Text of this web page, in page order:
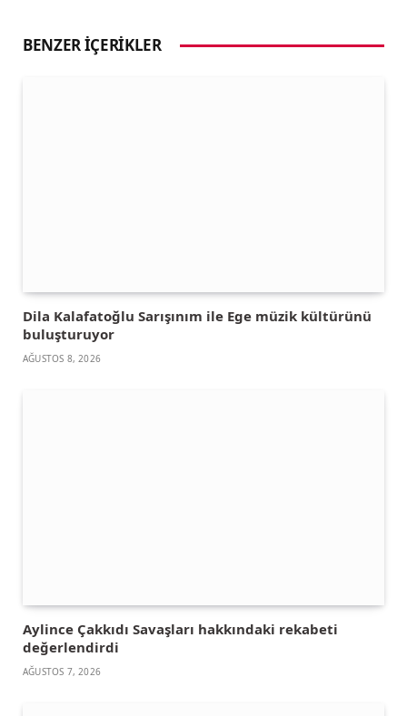
BENZER İÇERIKLER
Dila Kalafatoğlu Sarışınım ile Ege müzik kültürünü
buluşturuyor
AĞUSTOS 8, 2026
Aylince Çakkıdı Savaşları hakkındaki rekabeti
değerlendirdi
AĞUSTOS 7, 2026